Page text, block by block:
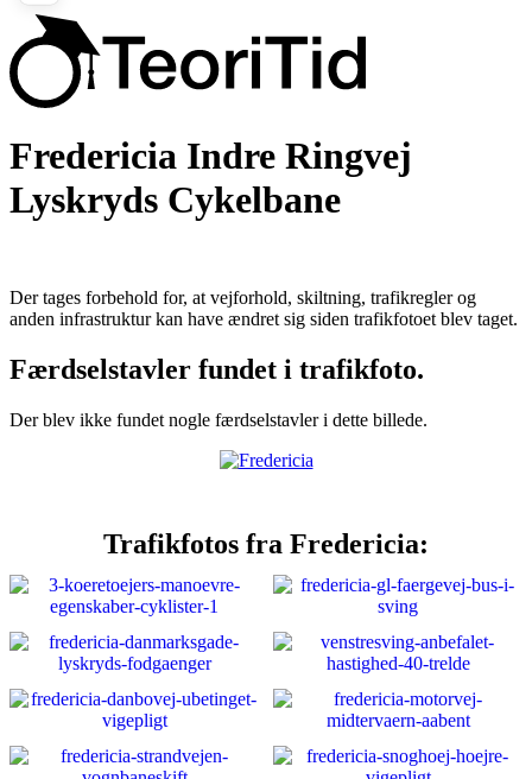
Fredericia Indre Ringvej
Lyskryds Cykelbane
Der tages forbehold for, at vejforhold, skiltning, trafikregler og
anden infrastruktur kan have ændret sig siden trafikfotoet blev taget.
Færdselstavler fundet i trafikfoto.
Der blev ikke fundet nogle færdselstavler i dette billede.
Trafikfotos fra Fredericia: